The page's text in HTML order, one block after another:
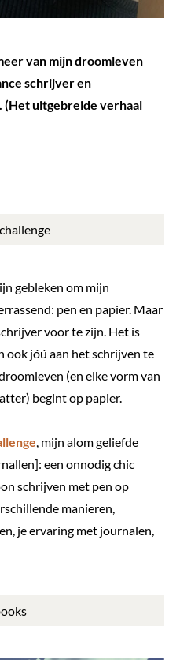
van mijn droomleven
schrijver en
(Het uitgebreide verhaal
gebleken om mijn
pen en papier. Maar
voor te zijn. Het is
ook jóú aan het schrijven te
(en elke vorm van
begint op papier.
, mijn alom geliefde
een onnodig chic
schrijven met pen op
manieren,
je ervaring met journalen,